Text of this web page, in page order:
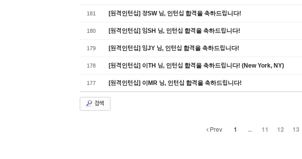
181 [원격인턴십] 장SW 님, 인턴십 합격을 축하드립니다!
180 [원격인턴십] 임SH 님, 인턴십 합격을 축하드립니다!
179 [원격인턴십] 임JY 님, 인턴십 합격을 축하드립니다!
178 [원격인턴십] 이TH 님, 인턴십 합격을 축하드립니다! (New York, NY)
177 [원격인턴십] 이MR 님, 인턴십 합격을 축하드립니다!
검색
Prev 1 ... 11 12 13